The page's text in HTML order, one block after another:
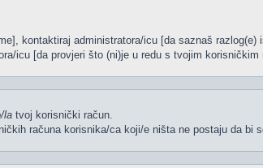
kontaktiraj administratora/icu [da saznaš razlog(e)
icu [da provjeri što (ni)je u redu s tvojim korisničkim
la tvoj korisnički račun.
računa korisnika/ca koji/e ništa ne postaju da bi